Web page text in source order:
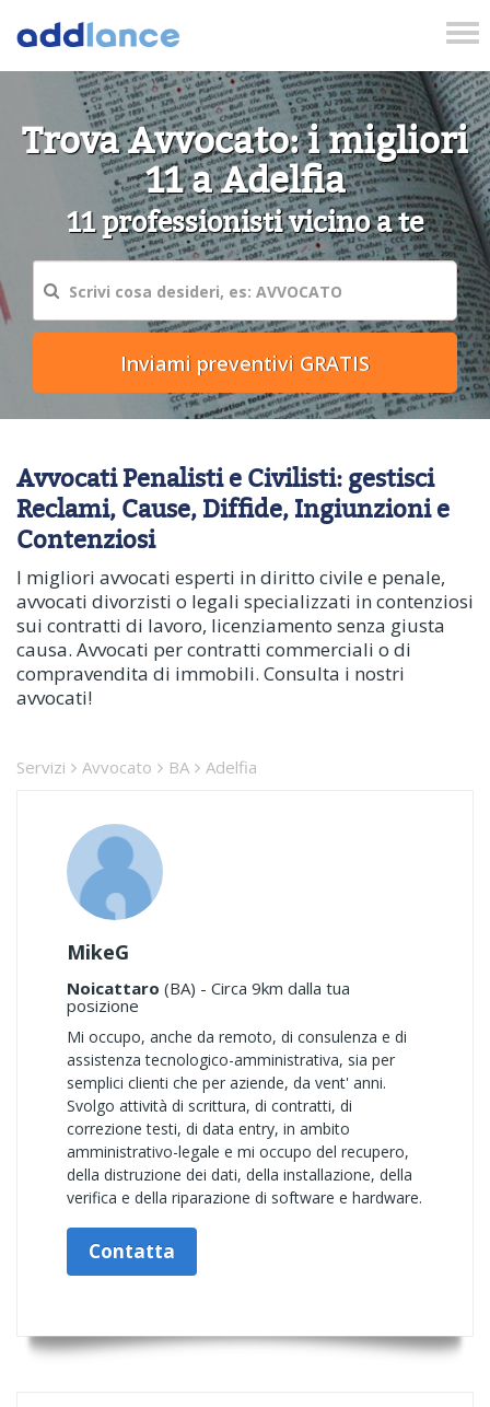
Trova Avvocato: i migliori
11 a Adelfia
11 professionisti vicino a te
Avvocati Penalisti e Civilisti: gestisci
Reclami, Cause, Diffide, Ingiunzioni e
Contenziosi
I migliori avvocati esperti in diritto civile e penale,
avvocati divorzisti o legali specializzati in contenziosi
sui contratti di lavoro, licenziamento senza giusta
causa. Avvocati per contratti commerciali o di
compravendita di immobili. Consulta i nostri
avvocati!
Servizi Avvocato BA Adelfia
MikeG
Noicattaro (BA) - Circa 9km dalla tua
posizione
Mi occupo, anche da remoto, di consulenza e di
assistenza tecnologico-amministrativa, sia per
semplici clienti che per aziende, da vent' anni.
Svolgo attività di scrittura, di contratti, di
correzione testi, di data entry, in ambito
amministrativo-legale e mi occupo del recupero,
della distruzione dei dati, della installazione, della
verifica e della riparazione di software e hardware.
Contatta